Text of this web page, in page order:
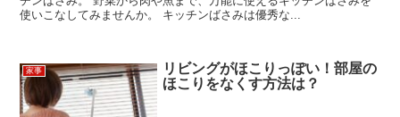
使いこなしてみませんか。 キッチンばさみは優秀な...
家事
リビングがほこりっぽい！部屋の
ほこりをなくす方法は？